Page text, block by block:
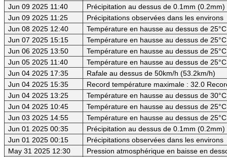
Jun 09 2025 11:40
Précipitation au dessus de 0.1mm
Jun 09 2025 11:25
Précipitations observées dans les environs
Jun 08 2025 12:40
Température en hausse au dessus de
Jun 07 2025 15:15
Température en hausse au dessus de
Jun 06 2025 13:50
Température en hausse au dessus de
Jun 05 2025 11:40
Température en hausse au dessus de
Jun 04 2025 17:35
Rafale au dessus de 50km/h (53.2km/h)
Jun 04 2025 15:35
Record température maximale : 32.0
Jun 04 2025 13:25
Température en hausse au dessus de
Jun 04 2025 10:45
Température en hausse au dessus de
Jun 03 2025 14:55
Température en hausse au dessus de
Jun 01 2025 00:35
Précipitation au dessus de 0.1mm
Jun 01 2025 00:15
Précipitations observées dans les environs
May 31 2025 12:30
Pression atmosphérique en baisse en